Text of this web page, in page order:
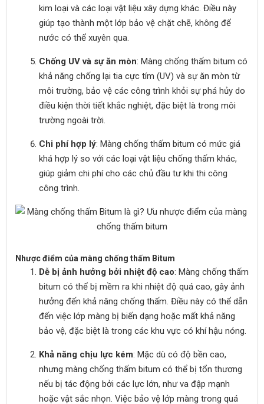
kim loại và các loại vật liệu xây dựng khác. Điều này
giúp tạo thành một lớp bảo vệ chặt chẽ, không để
nước có thể xuyên qua.
Chống UV và sự ăn mòn: Màng chống thấm bitum có
khả năng chống lại tia cực tím (UV) và sự ăn mòn từ
môi trường, bảo vệ các công trình khỏi sự phá hủy do
điều kiện thời tiết khắc nghiệt, đặc biệt là trong môi
trường ngoài trời.
Chi phí hợp lý: Màng chống thấm bitum có mức giá
khá hợp lý so với các loại vật liệu chống thấm khác,
giúp giảm chi phí cho các chủ đầu tư khi thi công
công trình.
Nhược điểm của màng chống thấm Bitum
Dễ bị ảnh hưởng bởi nhiệt độ cao: Màng chống thấm
bitum có thể bị mềm ra khi nhiệt độ quá cao, gây ảnh
hưởng đến khả năng chống thấm. Điều này có thể dẫn
đến việc lớp màng bị biến dạng hoặc mất khả năng
bảo vệ, đặc biệt là trong các khu vực có khí hậu nóng.
Khả năng chịu lực kém: Mặc dù có độ bền cao,
nhưng màng chống thấm bitum có thể bị tổn thương
nếu bị tác động bởi các lực lớn, như va đập mạnh
hoặc vật sắc nhọn. Việc bảo vệ lớp màng trong quá